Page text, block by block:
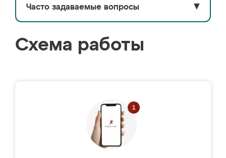
Часто задаваемые вопросы ▼
Схема работы